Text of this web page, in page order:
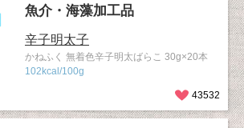
魚介・海藻加工品
辛子明太子
かねふく 無着色辛子明太ばらこ 30g×20本
102kcal/100g
43532